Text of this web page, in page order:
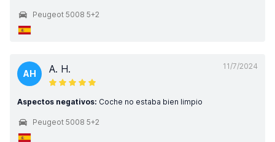
Peugeot 5008 5+2
11/7/2024
AH A. H.
Aspectos negativos: Coche no estaba bien limpio
Peugeot 5008 5+2